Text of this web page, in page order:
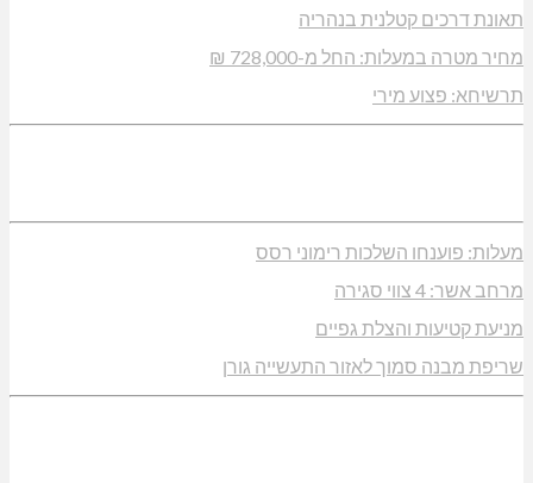
תאונת דרכים קטלנית בנהריה
מחיר מטרה במעלות: החל מ-728,000 ₪
תרשיחא: פצוע מירי
מעלות: פוענחו השלכות רימוני רסס
מרחב אשר: 4 צווי סגירה
מניעת קטיעות והצלת גפיים
שריפת מבנה סמוך לאזור התעשייה גורן